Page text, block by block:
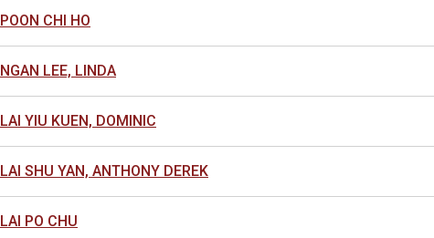
POON CHI HO
NGAN LEE, LINDA
LAI YIU KUEN, DOMINIC
LAI SHU YAN, ANTHONY DEREK
LAI PO CHU